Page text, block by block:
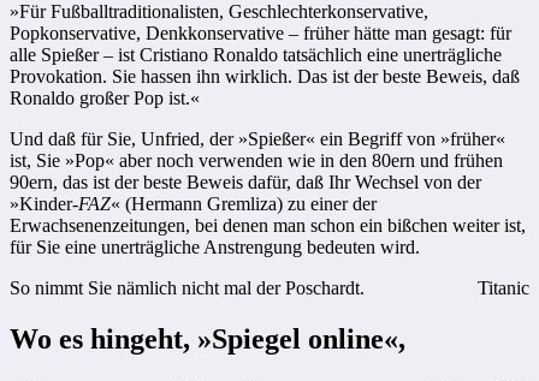
»Für Fußballtraditionalisten, Geschlechterkonservative,
Popkonservative, Denkkonservative – früher hätte man gesagt: für
alle Spießer – ist Cristiano Ronaldo tatsächlich eine unerträgliche
Provokation. Sie hassen ihn wirklich. Das ist der beste Beweis, daß
Ronaldo großer Pop ist.«
Und daß für Sie, Unfried, der »Spießer« ein Begriff von »früher«
ist, Sie »Pop« aber noch verwenden wie in den 80ern und frühen
90ern, das ist der beste Beweis dafür, daß Ihr Wechsel von der
»Kinder-FAZ« (Hermann Gremliza) zu einer der
Erwachsenenzeitungen, bei denen man schon ein bißchen weiter ist,
für Sie eine unerträgliche Anstrengung bedeuten wird.
So nimmt Sie nämlich nicht mal der Poschardt.
Titanic
Wo es hingeht, »Spiegel online«,